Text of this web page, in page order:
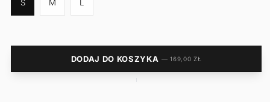
S M L
DODAJ DO KOSZYKA — 169,00 ZŁ